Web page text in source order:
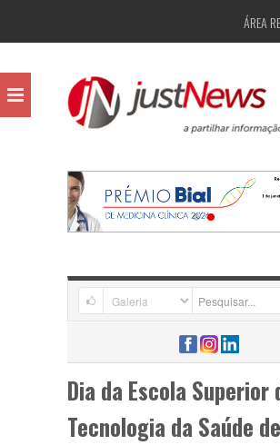
ÁREA
Dia da Escola Superior
Tecnologia da Saúde de